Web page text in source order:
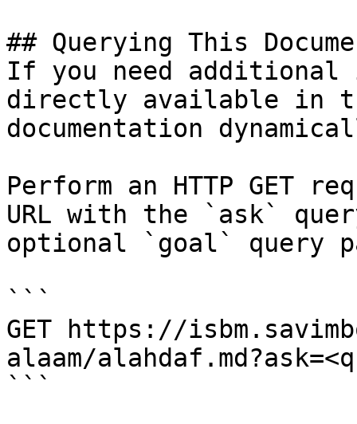
## Querying This
If you need
directly available in
documentation
Perform an HTTP GET
URL with the `ask`
optional `goal` query
```
GET https://
alaam/
```